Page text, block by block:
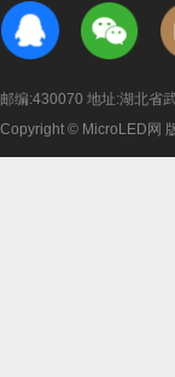
邮编:430070 地址:湖北省
Copyright © MicroLED网